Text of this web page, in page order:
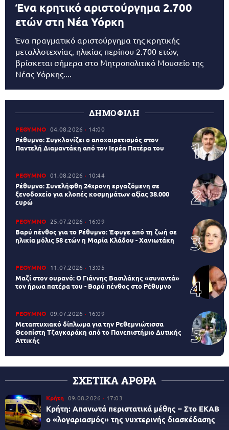
Ένα κρητικό αριστούργημα 2.700
ετών στη Νέα Υόρκη
Ένα πραγματικό αριστούργημα της κρητικής
μεταλλοτεχνίας, ηλικίας περίπου 2.700 ετών,
βρίσκεται σήμερα στο Μητροπολιτικό Μουσείο της
Νέας Υόρκης....
ΔΗΜΟΦΙΛΗ
ΡΕΘΥΜΝΟ 04.08.2026 14:00
Ρέθυμνο: Συγκλονίζει ο αποχαιρετισμός στον
Παντελή Διαμαντάκη από τον Ιερέα Πατέρα του
ΡΕΘΥΜΝΟ 01.08.2026 10:44
Ρέθυμνο: Συνελήφθη 24χρονη εργαζόμενη σε
ξενοδοχείο για κλοπές κοσμημάτων αξίας 38.000
ευρώ
ΡΕΘΥΜΝΟ 25.07.2026 16:09
Βαρύ πένθος για το Ρέθυμνο: Έφυγε από τη ζωή σε
ηλικία μόλις 58 ετών η Μαρία Κλάδου - Χανιωτάκη
ΡΕΘΥΜΝΟ 11.07.2026 13:05
Μαζί στον ουρανό: Ο Γιάννης Βασιλάκης «συναντά»
τον ήρωα πατέρα του - Βαρύ πένθος στο Ρέθυμνο
ΡΕΘΥΜΝΟ 09.07.2026 16:09
Μεταπτυχιακό δίπλωμα για την Ρεθεμνιώτισσα
Θεοπίστη Τζαγκαράκη από το Πανεπιστήμιο Δυτικής
Αττικής
ΣΧΕΤΙΚΑ ΑΡΘΡΑ
Κρήτη 09.08.2026 17:03
Κρήτη: Απανωτά περιστατικά μέθης – Στο ΕΚΑΒ
ο «λογαριασμός» της νυχτερινής διασκέδασης